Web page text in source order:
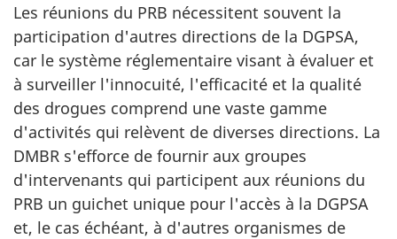
Les réunions du PRB nécessitent souvent la
participation d'autres directions de la DGPSA,
car le système réglementaire visant à évaluer et
à surveiller l'innocuité, l'efficacité et la qualité
des drogues comprend une vaste gamme
d'activités qui relèvent de diverses directions. La
DMBR s'efforce de fournir aux groupes
d'intervenants qui participent aux réunions du
PRB un guichet unique pour l'accès à la DGPSA
et, le cas échéant, à d'autres organismes de